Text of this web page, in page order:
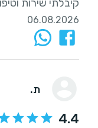
קיבלתי שירות
06.08.2026
ת.
4.4